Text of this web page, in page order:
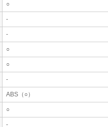
○
-
-
○
○
-
ABS（○）
○
-